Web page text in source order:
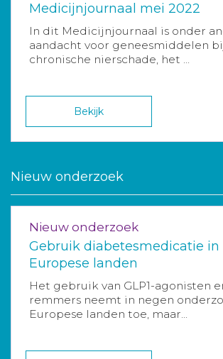
Medicijnjournaal mei 2022
In dit Medicijnjournaal is onder
aandacht voor geneesmiddelen
chronische nierschade, het ...
Bekijk
Nieuw onderzoek
Nieuw onderzoek
Gebruik diabetesmedicatie in
Europese landen
Het gebruik van GLP1-agonisten
remmers neemt in negen
Europese landen toe, maar...